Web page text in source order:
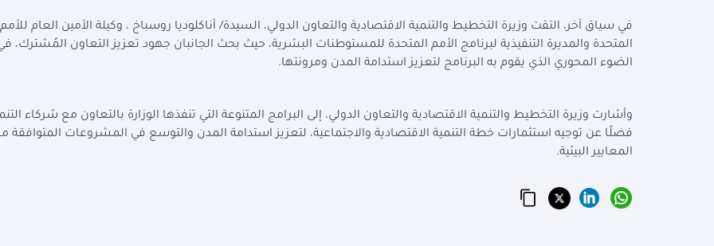
في سياق آخر، التقت وزيرة التخطيط والتنمية الاقتصادية والتعاون الدولي، السيدة/ أناكلوديا روسباخ ، وكيلة الأمين العام للأمم
المتحدة والمديرة التنفيذية لبرنامج الأمم المتحدة للمستوطنات البشرية، حيث بحث الجانبان جهود تعزيز التعاون المُشترك،
الضوء المحوري الذي يقوم به البرنامج لتعزيز استدامة المدن ومرونتها.
وأشارت وزيرة التخطيط والتنمية الاقتصادية والتعاون الدولي، إلى البرامج المتنوعة التي تنفذها الوزارة بالتعاون مع شركاء
فضلًا عن توجيه استثمارات خطة التنمية الاقتصادية والاجتماعية، لتعزيز استدامة المدن والتوسع في المشروعات المتوافقة
المعايير البيئية.